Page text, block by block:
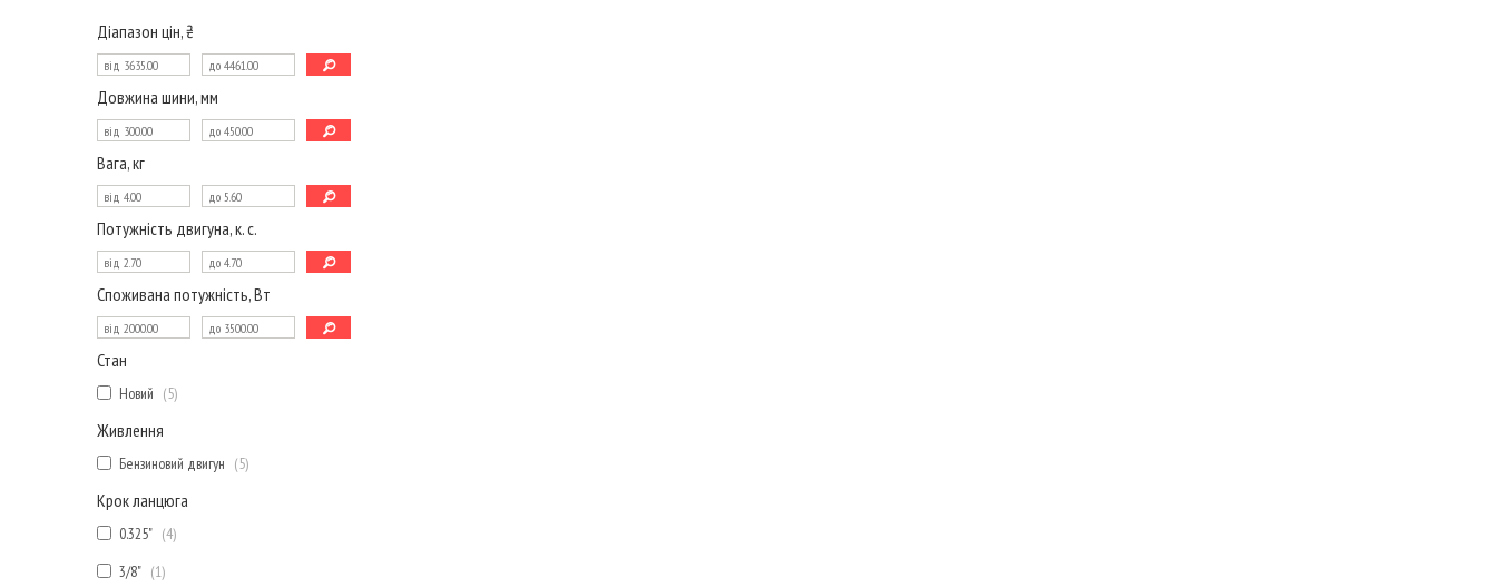
Діапазон цін, ₴
Довжина шини, мм
Вага, кг
Потужність двигуна, к. с.
Споживана потужність, Вт
Стан
Новий 5
Живлення
Бензиновий двигун 5
Крок ланцюга
0.325"
4
3/8"
1